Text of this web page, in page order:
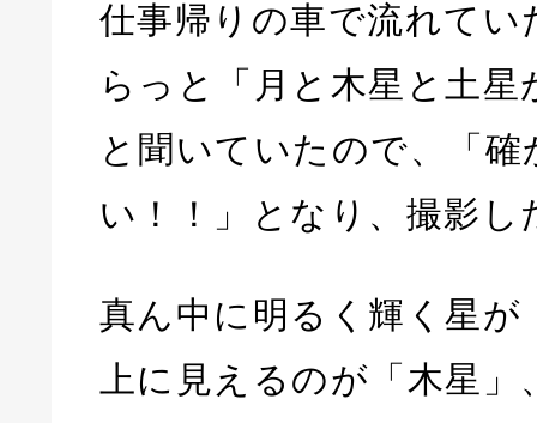
仕事帰りの車で流れてい
らっと「月と木星と土星
と聞いていたので、「
い！！」となり、撮影し
真ん中に明るく輝く星が
上に見えるのが「木星